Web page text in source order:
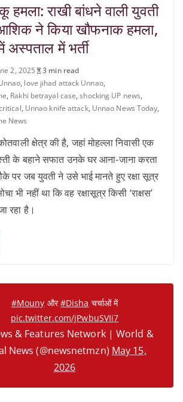
राखी बांधने वाली युवती
ने किया खौफनाक हमला,
अस्पताल में भर्ती
2, 2025
3 min read
, love jihad attack Unnao,
, Rakhi betrayal case,shocking UP news,
, Unnao knife attack, Unnao News Today,
News
क्षेत्र की है, जहां मोहल्ला निवासी एक
के बहाने सफात उनके घर आना-जाना करता
पर जब युवती ने उसे भाई मानते हुए रक्षा सूत्र
भी नहीं था कि वह रक्षासूत्र किसी ‘राक्षस’
रहा है।
#Mouny और#Disha चर्चाओं में
pic.twitter.com/jPwbuSVIi7
& Features Network | World &
News (@newsnetmzn) May 15,
2026